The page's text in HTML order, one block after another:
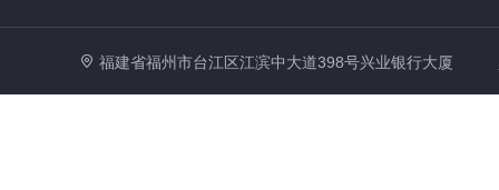
福建省福州市台江区江滨中大道398号兴业银行大厦